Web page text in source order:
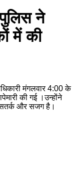
ने
में की
मंगलवार 4:00 के
की गई ।उन्होंने
सतर्क और सजग है।